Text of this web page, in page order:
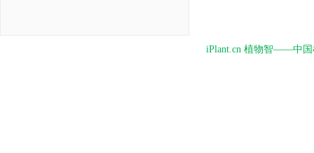
iPlant.cn 植物智——中国